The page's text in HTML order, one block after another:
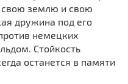
свою землю и свою
дружина под его
немецких
Стойкость
останется в памяти